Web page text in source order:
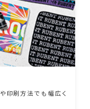
印刷方法でも幅広く